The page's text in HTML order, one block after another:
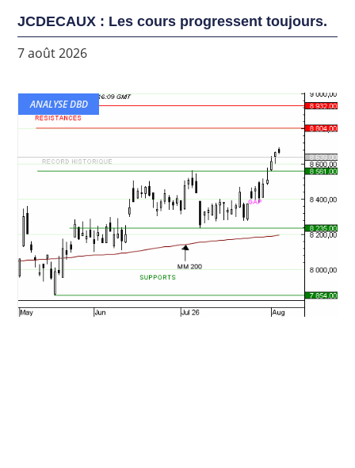
JCDECAUX : Les cours progressent toujours.
7 août 2026
ANALYSE DBD